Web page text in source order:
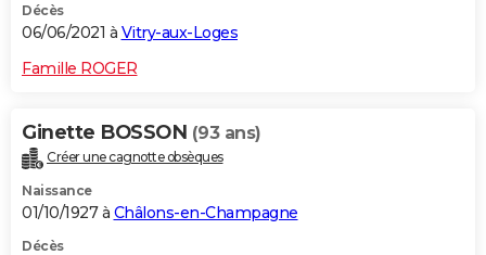
Décès
06/06/2021 à Vitry-aux-Loges
Famille ROGER
Ginette BOSSON (93 ans)
Créer une cagnotte obsèques
Naissance
01/10/1927 à Châlons-en-Champagne
Décès